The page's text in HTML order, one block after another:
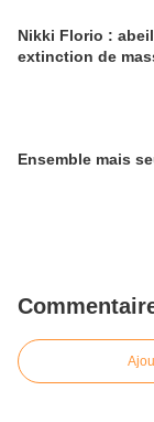
Nikki Florio :
extinction de
Ensemble mais